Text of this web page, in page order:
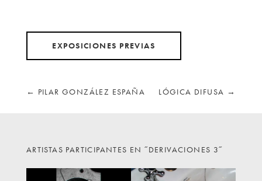
EXPOSICIONES PREVIAS
← PILAR GONZÁLEZ ESPAÑA LÓGICA DIFUSA →
ARTISTAS PARTICIPANTES EN ˝DERIVACIONES 3˝